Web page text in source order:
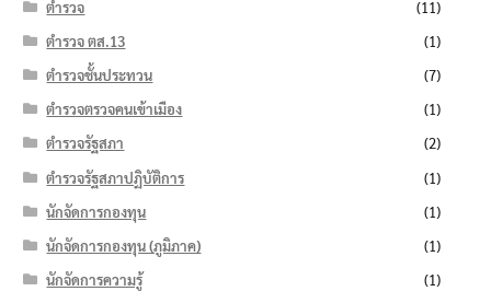
ตำรวจ
(11)
ตำรวจ ตส.13
(1)
ตำรวจชั้นประทวน
(7)
ตำรวจตรวจคนเข้าเมือง
(1)
ตำรวจรัฐสภา
(2)
ตำรวจรัฐสภาปฏิบัติการ
(1)
นักจัดการกองทุน
(1)
นักจัดการกองทุน (ภูมิภาค)
(1)
นักจัดการความรู้
(1)